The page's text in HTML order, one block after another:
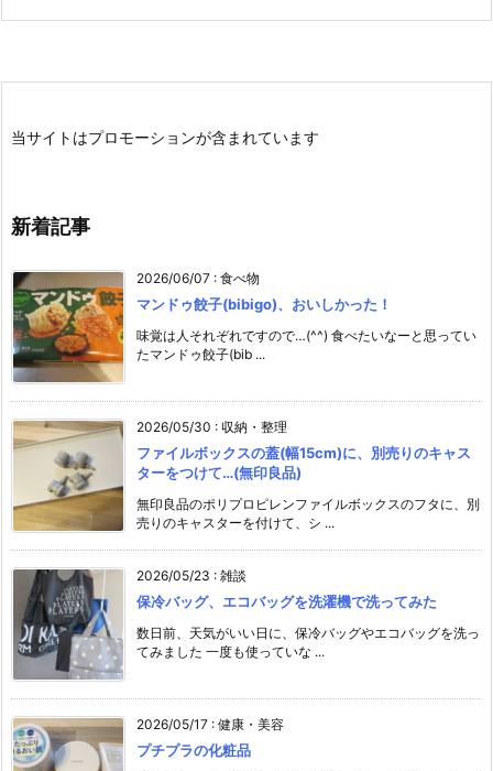
当サイトはプロモーションが含まれています
新着記事
2026/06/07 : 食べ物
マンドゥ餃子(bibigo)、おいしかった！
味覚は人それぞれですので…(^^) 食べたいなーと思ってい
たマンドゥ餃子(bib ...
2026/05/30 : 収納・整理
ファイルボックスの蓋(幅15cm)に、別売りのキャス
ターをつけて…(無印良品)
無印良品のポリプロピレンファイルボックスのフタに、別
売りのキャスターを付けて、シ ...
2026/05/23 : 雑談
保冷バッグ、エコバッグを洗濯機で洗ってみた
数日前、天気がいい日に、保冷バッグやエコバッグを洗っ
てみました 一度も使っていな ...
2026/05/17 : 健康・美容
プチプラの化粧品